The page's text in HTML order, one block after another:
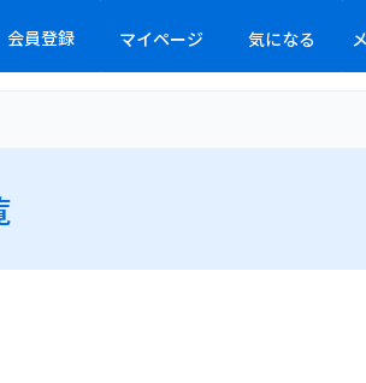
会員登録 マイページ 気になる